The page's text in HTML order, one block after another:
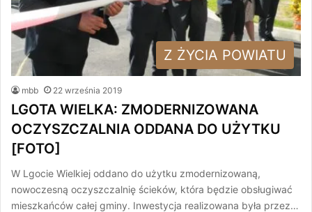
Z ŻYCIA POWIATU
mbb 22 września 2019
LGOTA WIELKA: ZMODERNIZOWANA
OCZYSZCZALNIA ODDANA DO UŻYTKU
[FOTO]
W Lgocie Wielkiej oddano do użytku zmodernizowaną,
nowoczesną oczyszczalnię ścieków, która będzie obsługiwać
mieszkańców całej gminy. Inwestycja realizowana była przez…